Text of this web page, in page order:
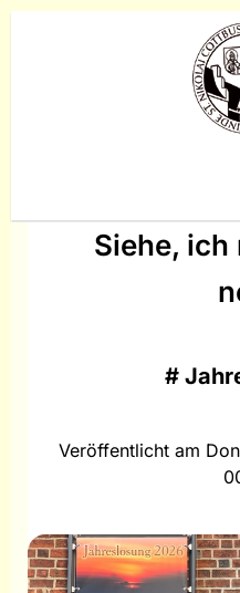
Siehe, ich
#
Veröffentlicht am